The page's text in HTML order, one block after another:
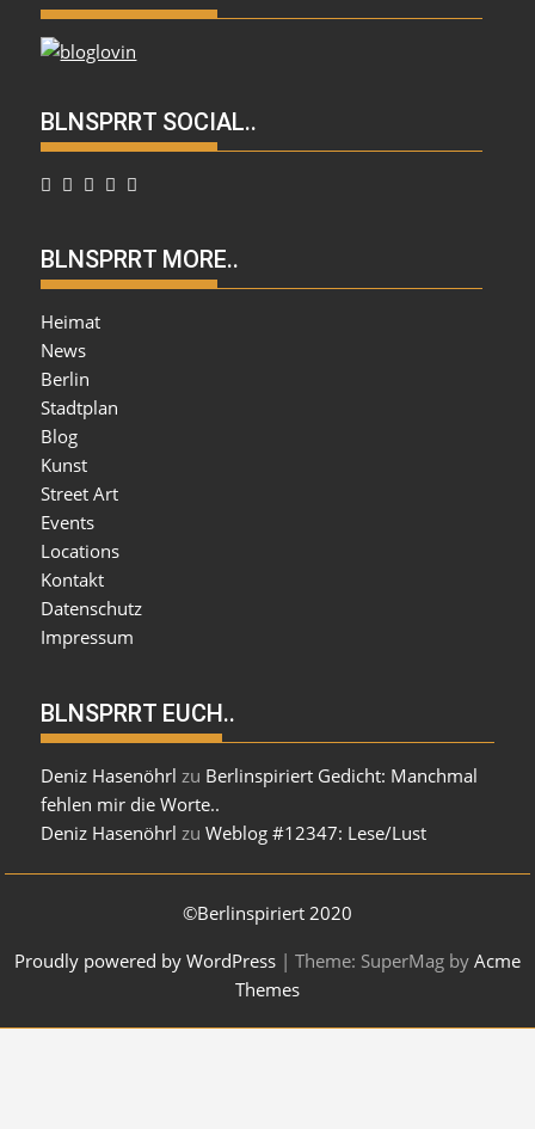
BLNSPRRT SOCIAL..
BLNSPRRT MORE..
Heimat
News
Berlin
Stadtplan
Blog
Kunst
Street Art
Events
Locations
Kontakt
Datenschutz
Impressum
BLNSPRRT EUCH..
Deniz Hasenöhrl zu Berlinspiriert Gedicht: Manchmal
fehlen mir die Worte..
Deniz Hasenöhrl zuWeblog #12347: Lese/Lust
©Berlinspiriert 2020
Proudly powered by WordPress | Theme: SuperMag by Acme
Themes